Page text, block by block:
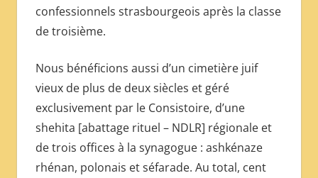
confessionnels strasbourgeois après la classe
de troisième.
Nous bénéficions aussi d’un cimetière juif
vieux de plus de deux siècles et géré
exclusivement par le Consistoire, d’une
shehita [abattage rituel – NDLR] régionale et
de trois offices à la synagogue : ashkénaze
rhénan, polonais et séfarade. Au total, cent